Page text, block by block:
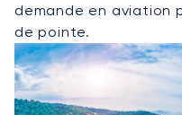
demande en aviation
de pointe.